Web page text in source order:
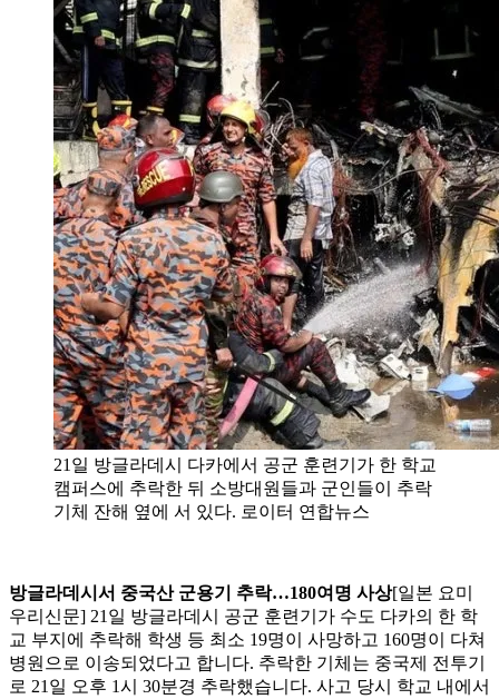
21일 방글라데시 다카에서 공군 훈련기가 한 학교
캠퍼스에 추락한 뒤 소방대원들과 군인들이 추락
기체 잔해 옆에 서 있다. 로이터 연합뉴스
방글라데시서 중국산 군용기 추락…180여명 사상[일본 요미
우리신문] 21일 방글라데시 공군 훈련기가 수도 다카의 한 학
교 부지에 추락해 학생 등 최소 19명이 사망하고 160명이 다쳐
병원으로 이송되었다고 합니다. 추락한 기체는 중국제 전투기
로 21일 오후 1시 30분경 추락했습니다. 사고 당시 학교 내에서